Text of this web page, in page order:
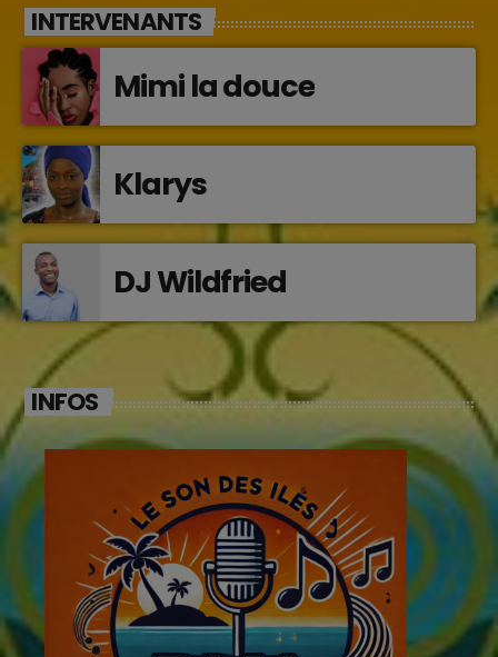
INTERVENANTS
Mimi la douce
Klarys
DJ Wildfried
INFOS